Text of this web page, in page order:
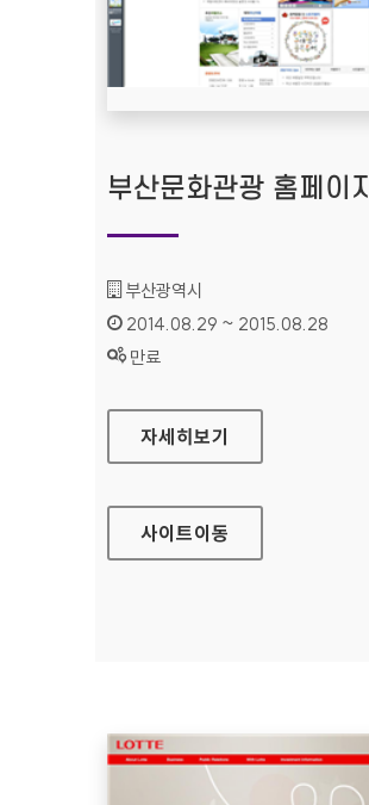
부산문화관광 홈페이지
기관명 :
부산광역시
인증기간 :
2014.08.29 ~ 2015.08.28
상태 :
만료
부산문화관광 홈페이지
자세히보기
사이트이동